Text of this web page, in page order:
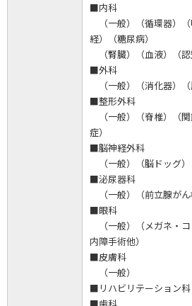
■内科
（一般）（循環器）
経）（糖尿病）
（腎臓）（血液）（認
■外科
（一般）（消化器）（
■整形外科
（一般）（脊椎）（
症）
■脳神経外科
（一般）（脳ドッグ）
■泌尿器科
（一般）（前立腺がん
■眼科
（一般）（メガネ・
内障手術他）
■皮膚科
（一般）
■リハビリテーション科